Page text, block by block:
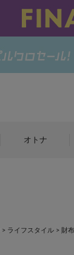
オトナ
> ライフスタイル > 財